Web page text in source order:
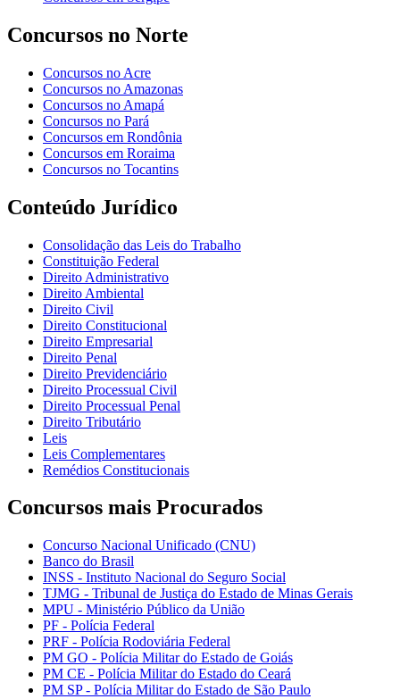
Concursos no Norte
Concursos no Acre
Concursos no Amazonas
Concursos no Amapá
Concursos no Pará
Concursos em Rondônia
Concursos em Roraima
Concursos no Tocantins
Conteúdo Jurídico
Consolidação das Leis do Trabalho
Constituição Federal
Direito Administrativo
Direito Ambiental
Direito Civil
Direito Constitucional
Direito Empresarial
Direito Penal
Direito Previdenciário
Direito Processual Civil
Direito Processual Penal
Direito Tributário
Leis
Leis Complementares
Remédios Constitucionais
Concursos mais Procurados
Concurso Nacional Unificado (CNU)
Banco do Brasil
INSS - Instituto Nacional do Seguro Social
TJMG - Tribunal de Justiça do Estado de Minas Gerais
MPU - Ministério Público da União
PF - Polícia Federal
PRF - Polícia Rodoviária Federal
PM GO - Polícia Militar do Estado de Goiás
PM CE - Polícia Militar do Estado do Ceará
PM SP - Polícia Militar do Estado de São Paulo